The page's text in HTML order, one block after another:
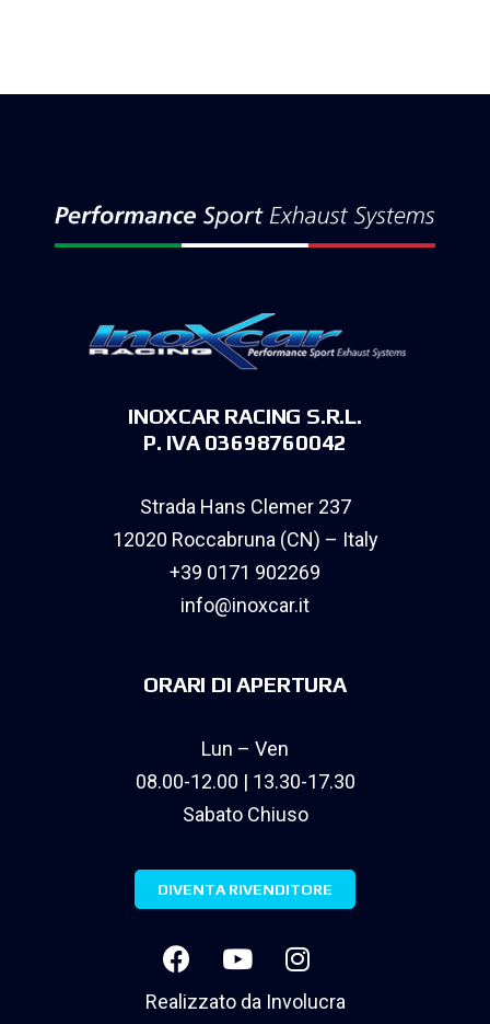
INOXCAR RACING S.R.L.
P. IVA 03698760042
Strada Hans Clemer 237
12020 Roccabruna (CN) – Italy
+39 0171 902269
info@inoxcar.it
ORARI DI APERTURA
Lun – Ven
08.00-12.00 | 13.30-17.30
Sabato Chiuso
DIVENTA RIVENDITORE
Realizzato da Involucra